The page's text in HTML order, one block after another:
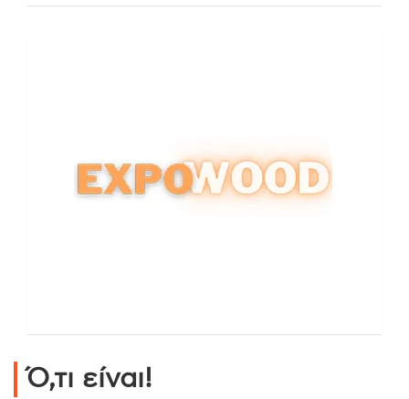
Ό,τι είναι!